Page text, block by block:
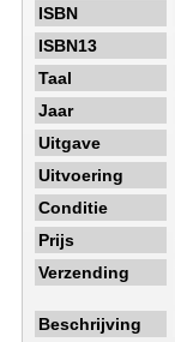
ISBN
ISBN13
Taal
Jaar
Uitgave
Uitvoering
Conditie
Prijs
Verzending
Beschrijving